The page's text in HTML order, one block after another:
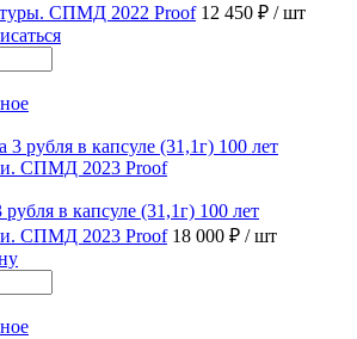
СПМД 2022 Proof 12 450 ₽ / шт
в капсуле (31,1г) 100 лет
СПМД 2023 Proof 18 000 ₽ / шт